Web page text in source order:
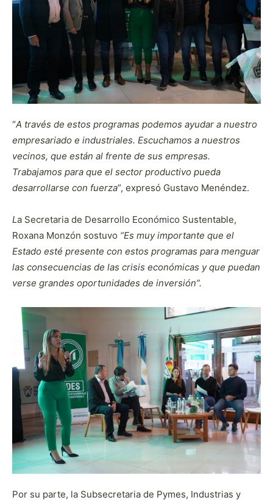
“A través de estos programas podemos ayudar a nuestro
empresariado e industriales. Escuchamos a nuestros
vecinos, que están al frente de sus empresas.
Trabajamos para que el sector productivo pueda
desarrollarse con fuerza”, expresó Gustavo Menéndez.
La Secretaria de Desarrollo Económico Sustentable,
Roxana Monzón sostuvo “Es muy importante que el
Estado esté presente con estos programas para menguar
las consecuencias de las crisis económicas y que puedan
verse grandes oportunidades de inversión”.
Por su parte, la Subsecretaria de Pymes, Industrias y